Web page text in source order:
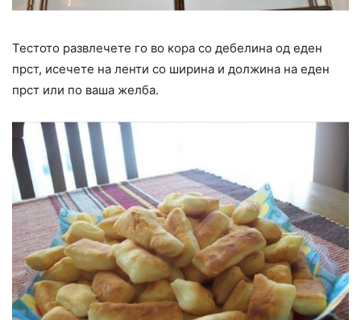
Тестото развлечете го во кора со дебелина од еден
прст, исечете на ленти со ширина и должина на еден
прст или по ваша желба.